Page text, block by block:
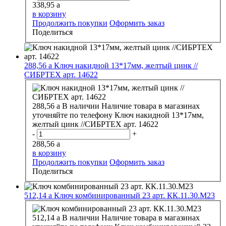
338,95 a
в корзину
Продолжить покупки Оформить заказ
Поделиться
288,56 a Ключ накидной 13*17мм, желтый цинк //
СИБРТЕХ арт. 14622
288,56 a В наличии Наличие товара в магазинах
уточняйте по телефону Ключ накидной 13*17мм,
желтый цинк //СИБРТЕХ арт. 14622
-
+
288,56 a
в корзину
Продолжить покупки Оформить заказ
Поделиться
512,14 a Ключ комбинированный 23 арт. КК.11.30.М23
512,14 a В наличии Наличие товара в магазинах